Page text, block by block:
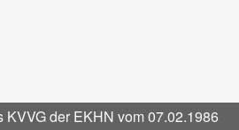
KVVG der EKHN vom 07.02.1986